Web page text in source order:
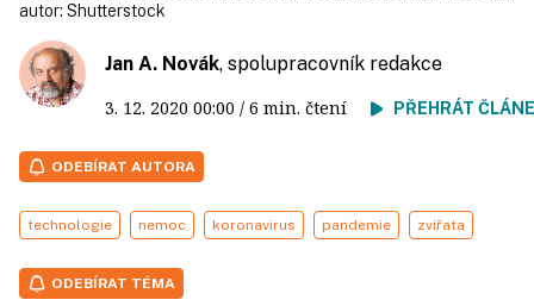
autor: Shutterstock
Jan A. Novák, spolupracovník redakce
3. 12. 2020 00:00 / 6 min. čtení PŘEHRÁT
ODEBÍRAT AUTORA
technologie nemoc koronavirus pandemie zvířata
ODEBÍRAT TÉMA